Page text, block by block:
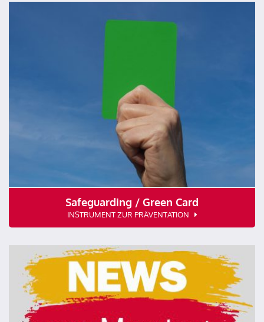
Safeguarding / Green Card
INSTRUMENT ZUR PRÄVENTATION